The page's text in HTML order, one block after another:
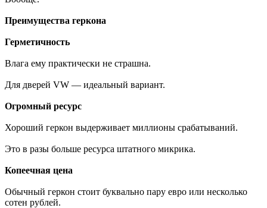
Преимущества геркона
Герметичность
Влага ему практически не страшна.
Для дверей VW — идеальный вариант.
Огромный ресурс
Хороший геркон выдерживает миллионы срабатываний.
Это в разы больше ресурса штатного микрика.
Копеечная цена
Обычный геркон стоит буквально пару евро или несколько
сотен рублей.